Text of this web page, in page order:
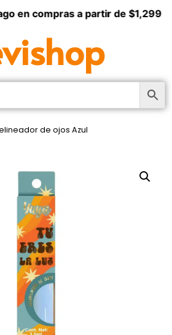
en compras a partir de $1,299
de ojos Azul